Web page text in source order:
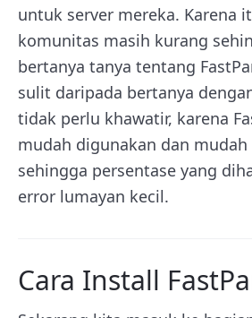
untuk server mereka. Karena
komunitas masih kurang
bertanya tanya tentang
sulit daripada bertanya
tidak perlu khawatir, karena
mudah digunakan dan
sehingga persentase yang
error lumayan kecil.
Cara Install